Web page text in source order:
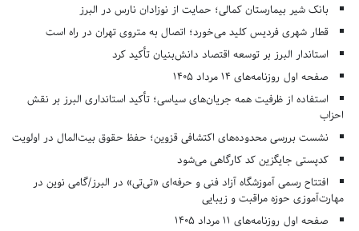
بانک شیر بیمارستان کمالی؛ حمایت از نوزادان نارس در البرز
قطار شهری فردیس کلید می‌خورد؛ اتصال به متروی تهران در راه است
استاندار البرز بر توسعه اقتصاد دانش‌بنیان تأکید کرد
صفحه اول روزنامه‌های 14 مرداد 1405
استفاده از ظرفیت همه جریان‌های سیاسی؛ تأکید استانداری البرز بر نقش
احزاب
نشست بررسی محدوده‌های اکتشافی قزوین؛ حفظ حقوق بیت‌المال در اولویت
کدپستی جایگزین کد کارگاهی می‌شود
افتتاح رسمی آموزشگاه آزاد فنی و حرفه‌ای «تی‌تی» در البرز/گامی نوین در
مهارت‌آموزی حوزه مراقبت و زیبایی
صفحه اول روزنامه‌های 11 مرداد 1405